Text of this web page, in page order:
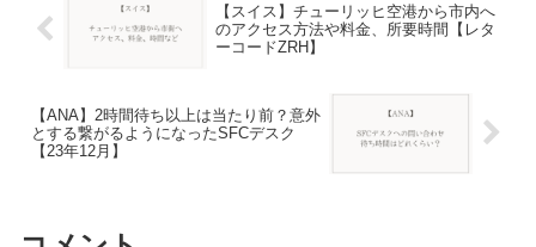
【スイス】チューリッヒ空港から市内へ
のアクセス方法や料金、所要時間【レタ
ーコードZRH】
【ANA】2時間待ち以上は当たり前？意外
とする繋がるようになったSFCデスク
【23年12月】